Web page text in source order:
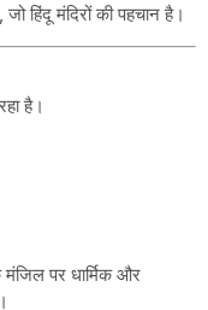
हिंदू मंदिरों की पहचान है।
है।
पर धार्मिक और